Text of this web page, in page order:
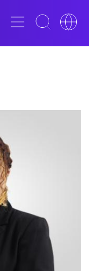
Menü
Toggle
search
Toggle